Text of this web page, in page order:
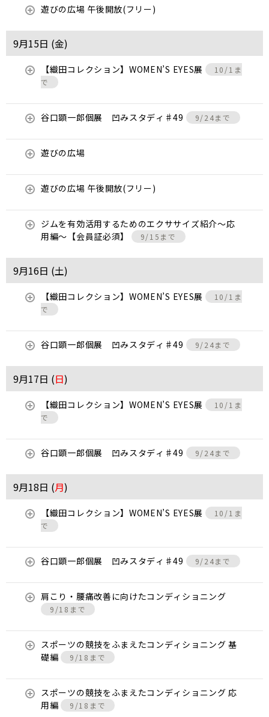
遊びの広場 午後開放(フリー)
9月15日 (金)
【織田コレクション】WOMEN’S EYES展
10/1ま
で
谷口顕一郎個展 凹みスタディ♯49 9/24まで
遊びの広場
遊びの広場 午後開放(フリー)
ジムを有効活用するためのエクササイズ紹介〜応
用編〜【会員証必須】
9/15まで
9月16日 (土)
【織田コレクション】WOMEN’S EYES展
10/1ま
で
谷口顕一郎個展 凹みスタディ♯49 9/24まで
9月17日 (日)
【織田コレクション】WOMEN’S EYES展
10/1ま
で
谷口顕一郎個展 凹みスタディ♯49 9/24まで
9月18日 (月)
【織田コレクション】WOMEN’S EYES展
10/1ま
で
谷口顕一郎個展 凹みスタディ♯49 9/24まで
肩こり・腰痛改善に向けたコンディショニング
9/18まで
スポーツの競技をふまえたコンディショニング 基
礎編
9/18まで
スポーツの競技をふまえたコンディショニング 応
用編
9/18まで